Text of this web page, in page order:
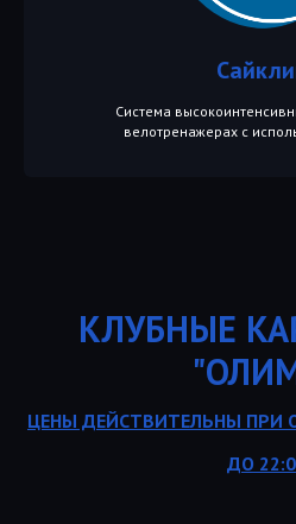
Система
велотренажерах с
КЛУБНЫЕ
ЦЕНЫ ДЕЙСТВИТЕЛЬНЫ ПРИ
ДО